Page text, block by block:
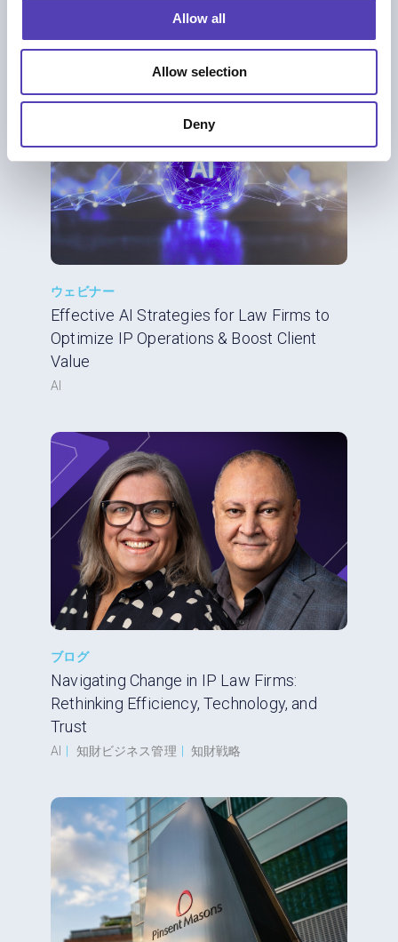
Allow all
Allow selection
Deny
ほかも読む
ウェビナー
Effective AI Strategies for Law Firms to
Optimize IP Operations & Boost Client
Value
AI
ブログ
Navigating Change in IP Law Firms:
Rethinking Efficiency, Technology, and
Trust
AI 知財ビジネス管理 知財戦略